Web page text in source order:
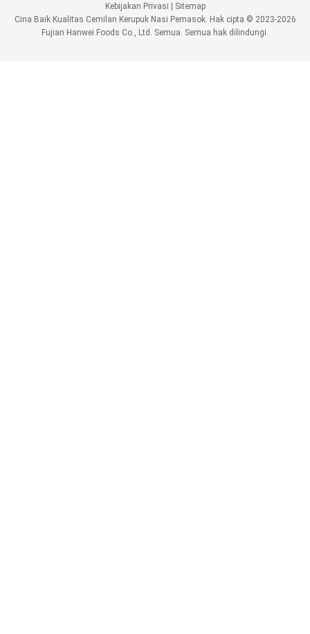
Kebijakan Privasi
Sitemap
Cina Baik Kualitas Cemilan Kerupuk Nasi Pemasok. Hak cipta © 2023-2026
Fujian Hanwei Foods Co., Ltd. Semua. Semua hak dilindungi.